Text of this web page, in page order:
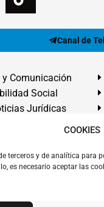
COOKIES
terceros y de analítica para
es necesario aceptar las
Canal de
Comunicación
Social
Jurídicas
de Abona, Santa